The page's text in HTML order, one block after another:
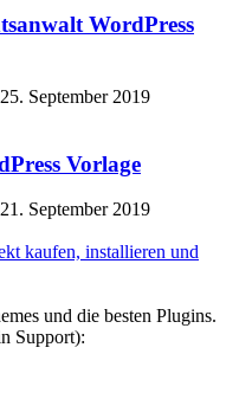
WordPress
25. September 2019
Vorlage
21. September 2019
und die besten Plugins.
Support):